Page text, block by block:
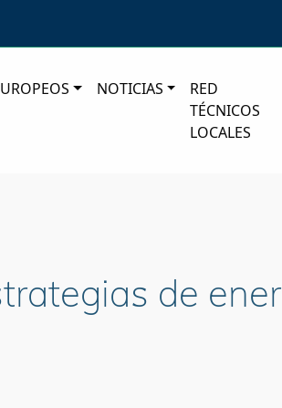
NOTICIAS
RED
TÉCNICOS
LOCALES
de